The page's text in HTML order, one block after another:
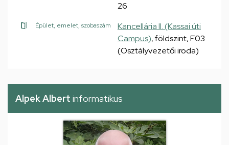
26
Épület, emelet, szobaszám
Kancellária II. (Kassai úti
Campus), földszint, F03
(Osztályvezetői iroda)
Alpek Albert informatikus